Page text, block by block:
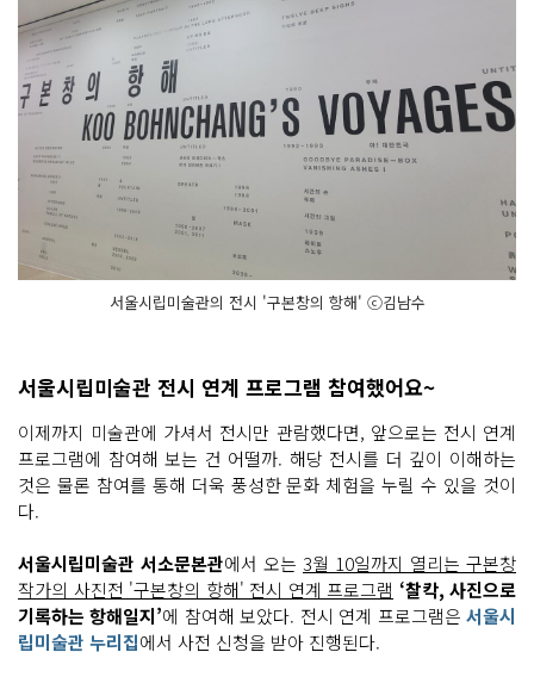
기
하
기
서울시립미술관의 전시 '구본창의 항해' ⓒ김남수
서울시립미술관 전시 연계 프로그램 참여했어요~
이제까지 미술관에 가셔서 전시만 관람했다면, 앞으로는 전시 연계
프로그램에 참여해 보는 건 어떨까. 해당 전시를 더 깊이 이해하는
것은 물론 참여를 통해 더욱 풍성한 문화 체험을 누릴 수 있을 것이
다.
서울시립미술관 서소문본관에서 오는 3월 10일까지 열리는 구본창
작가의 사진전 '구본창의 항해' 전시 연계 프로그램 ‘찰칵, 사진으로
기록하는 항해일지’에 참여해 보았다. 전시 연계 프로그램은서울시
립미술관 누리집에서 사전 신청을 받아 진행된다.